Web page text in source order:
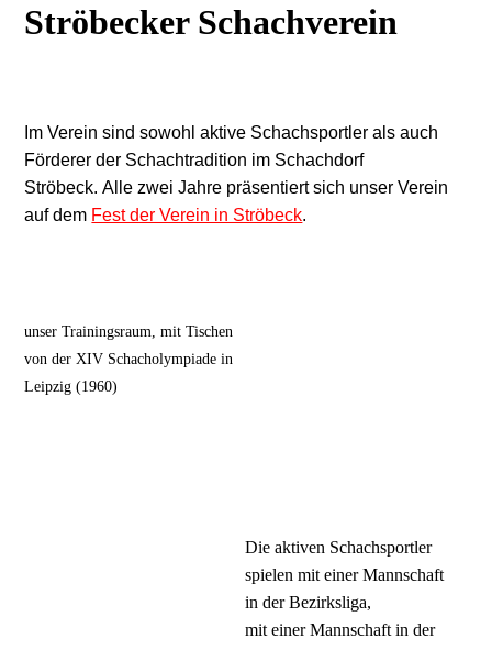
Ströbecker Schachverein
Im Verein sind sowohl aktive Schachsportler als auch
Förderer der Schachtradition im Schachdorf
Ströbeck. Alle zwei Jahre präsentiert sich unser Verein
auf dem Fest der Verein in Ströbeck.
unser Trainingsraum, mit Tischen
von der XIV Schacholympiade in
Leipzig (1960)
Die aktiven Schachsportler
spielen mit einer Mannschaft
in der Bezirksliga,
mit einer Mannschaft in der